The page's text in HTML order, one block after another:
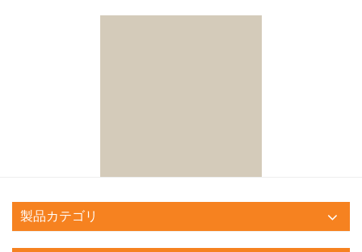
製品カテゴリ